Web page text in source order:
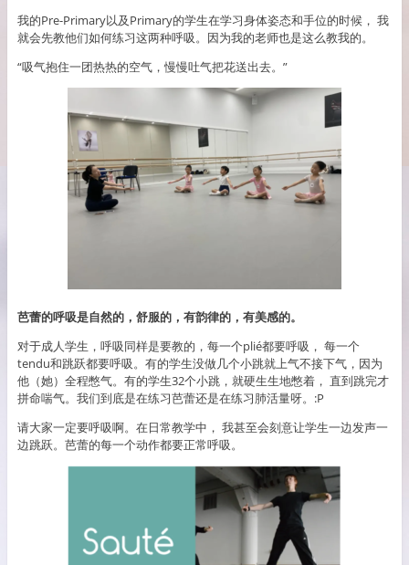
我的Pre-Primary以及Primary的学生在学习身体姿态和手位的时候， 我
就会先教他们如何练习这两种呼吸。因为我的老师也是这么教我的。
“吸气抱住一团热热的空气，慢慢吐气把花送出去。”
芭蕾的呼吸是自然的，舒服的，有韵律的，有美感的。
对于成人学生，呼吸同样是要教的，每一个plié都要呼吸， 每一个
tendu和跳跃都要呼吸。有的学生没做几个小跳就上气不接下气，因为
他（她）全程憋气。有的学生32个小跳，就硬生生地憋着， 直到跳完才
拼命喘气。我们到底是在练习芭蕾还是在练习肺活量呀。:P
请大家一定要呼吸啊。在日常教学中， 我甚至会刻意让学生一边发声一
边跳跃。芭蕾的每一个动作都要正常呼吸。